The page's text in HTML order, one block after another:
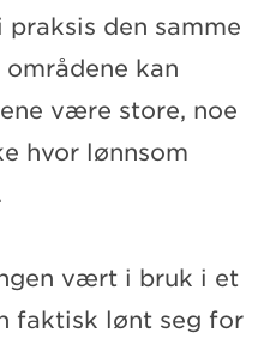
den samme
kan
være store, noe
hvor lønnsom
vært i bruk i et
faktisk lønt seg for